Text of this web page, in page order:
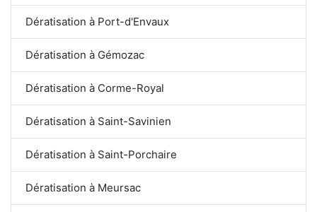
Dératisation à Port-d'Envaux
Dératisation à Gémozac
Dératisation à Corme-Royal
Dératisation à Saint-Savinien
Dératisation à Saint-Porchaire
Dératisation à Meursac